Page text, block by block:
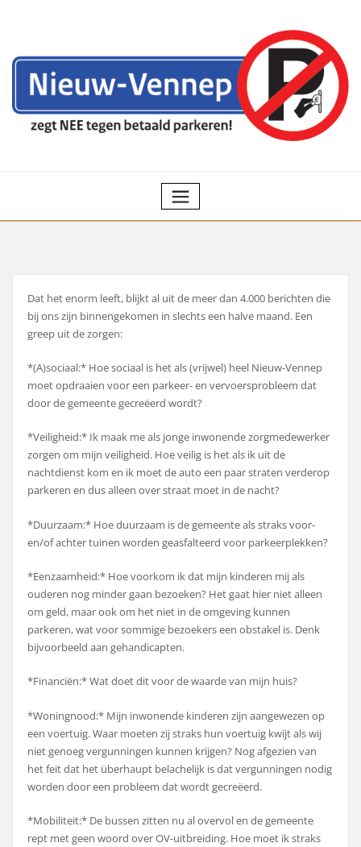
inhoud
Dat het enorm leeft, blijkt al uit de meer dan 4.000 berichten die
bij ons zijn binnengekomen in slechts een halve maand. Een
greep uit de zorgen:
*(A)sociaal:* Hoe sociaal is het als (vrijwel) heel Nieuw-Vennep
moet opdraaien voor een parkeer- en vervoersprobleem dat
door de gemeente gecreëerd wordt?
*Veiligheid:* Ik maak me als jonge inwonende zorgmedewerker
zorgen om mijn veiligheid. Hoe veilig is het als ik uit de
nachtdienst kom en ik moet de auto een paar straten verderop
parkeren en dus alleen over straat moet in de nacht?
*Duurzaam:* Hoe duurzaam is de gemeente als straks voor-
en/of achter tuinen worden geasfalteerd voor parkeerplekken?
*Eenzaamheid:* Hoe voorkom ik dat mijn kinderen mij als
ouderen nog minder gaan bezoeken? Het gaat hier niet alleen
om geld, maar ook om het niet in de omgeving kunnen
parkeren, wat voor sommige bezoekers een obstakel is. Denk
bijvoorbeeld aan gehandicapten.
*Financiën:* Wat doet dit voor de waarde van mijn huis?
*Woningnood:* Mijn inwonende kinderen zijn aangewezen op
een voertuig. Waar moeten zij straks hun voertuig kwijt als wij
niet genoeg vergunningen kunnen krijgen? Nog afgezien van
het feit dat het überhaupt belachelijk is dat vergunningen nodig
worden door een probleem dat wordt gecreëerd.
*Mobiliteit:* De bussen zitten nu al overvol en de gemeente
rept met geen woord over OV-uitbreiding. Hoe moet ik straks